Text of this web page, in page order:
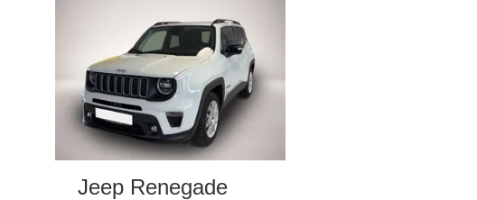
Jeep Renegade